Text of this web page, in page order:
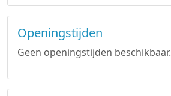
Openingstijden
Geen openingstijden beschikbaar.